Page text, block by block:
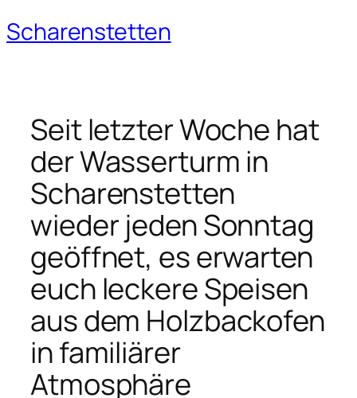
Zum
Inhalt
Scharenstetten
Seit letzter Woche hat
der Wasserturm in
Scharenstetten
wieder jeden Sonntag
geöffnet, es erwarten
euch leckere Speisen
aus dem Holzbackofen
in familiärer
Atmosphäre